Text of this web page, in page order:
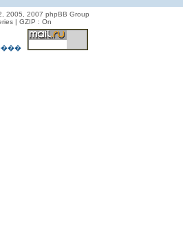
2005, 2007 phpBB Group
| GZIP : On